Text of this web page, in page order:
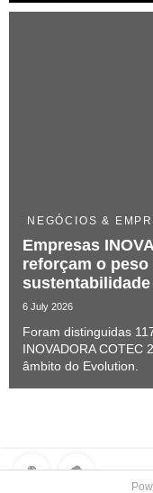
NEGÓCIOS &
Empresas
reforçam o
6 July 2026
Foram distinguidas
INOVADORA COTEC
âmbito do Evolution.